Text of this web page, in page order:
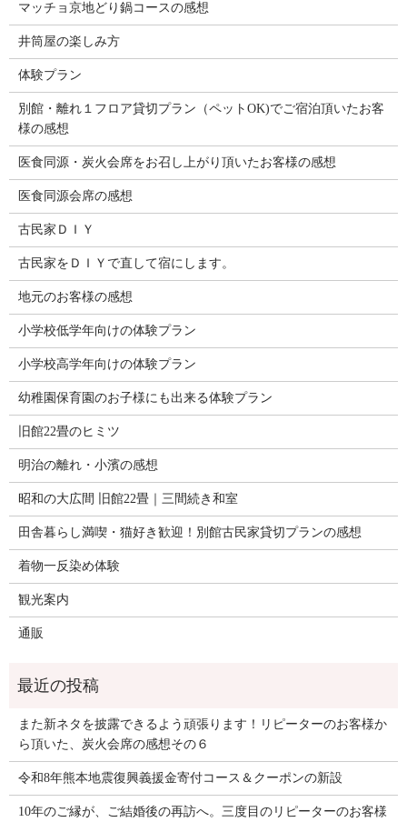
マッチョ京地どり鍋コースの感想
井筒屋の楽しみ方
体験プラン
別館・離れ１フロア貸切プラン（ペットOK)でご宿泊頂いたお客
様の感想
医食同源・炭火会席をお召し上がり頂いたお客様の感想
医食同源会席の感想
古民家ＤＩＹ
古民家をＤＩＹで直して宿にします。
地元のお客様の感想
小学校低学年向けの体験プラン
小学校高学年向けの体験プラン
幼稚園保育園のお子様にも出来る体験プラン
旧館22畳のヒミツ
明治の離れ・小濱の感想
昭和の大広間 旧館22畳｜三間続き和室
田舎暮らし満喫・猫好き歓迎！別館古民家貸切プランの感想
着物一反染め体験
観光案内
通販
また新ネタを披露できるよう頑張ります！リピーターのお客様か
ら頂いた、炭火会席の感想その６
令和8年熊本地震復興義援金寄付コース＆クーポンの新設
10年のご縁が、ご結婚後の再訪へ。三度目のリピーターのお客様